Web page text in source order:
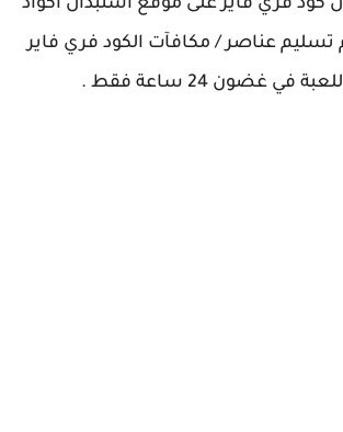
تسليم عناصر / مكافآت الكود فري فاير
في غضون 24 ساعة فقط .